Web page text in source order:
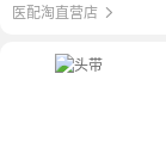
医配淘直营店